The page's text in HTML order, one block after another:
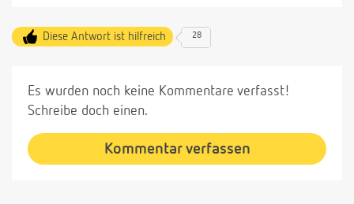
Diese Antwort ist hilfreich 28
Es wurden noch keine Kommentare verfasst!
Schreibe doch einen.
Kommentar verfassen